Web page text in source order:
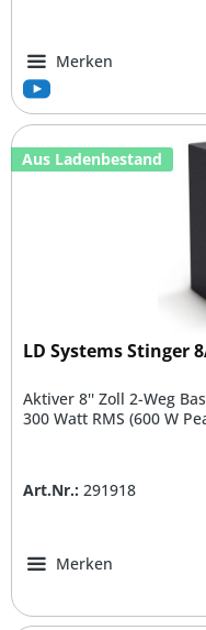
Merken
Aus Ladenbestand
LD Systems Stinger
Aktiver 8'' Zoll 2-Weg
300 Watt RMS (600 W
Art.Nr.: 291918
Merken